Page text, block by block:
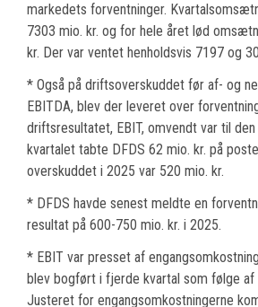
markedets forventninger.
7303 mio. kr. og for hele året lød
kr. Der var ventet henholdsvis 7197 og
* Også på driftsoverskuddet før af- og
EBITDA, blev der leveret over
driftsresultatet, EBIT, omvendt var til den
kvartalet tabte DFDS 62 mio. kr. på
overskuddet i 2025 var 520 mio. kr.
* DFDS havde senest meldte en
resultat på 600-750 mio. kr. i 2025.
* EBIT var presset af
blev bogført i fjerde kvartal som følge af
Justeret for engangsomkostningerne